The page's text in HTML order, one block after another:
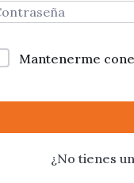
Mantenerme
¿No tienes